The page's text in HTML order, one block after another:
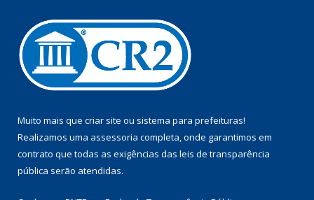
Muito mais que criar site ou sistema para prefeituras!
Realizamos uma assessoria completa, onde garantimos em
contrato que todas as exigências das leis de transparência
pública serão atendidas.